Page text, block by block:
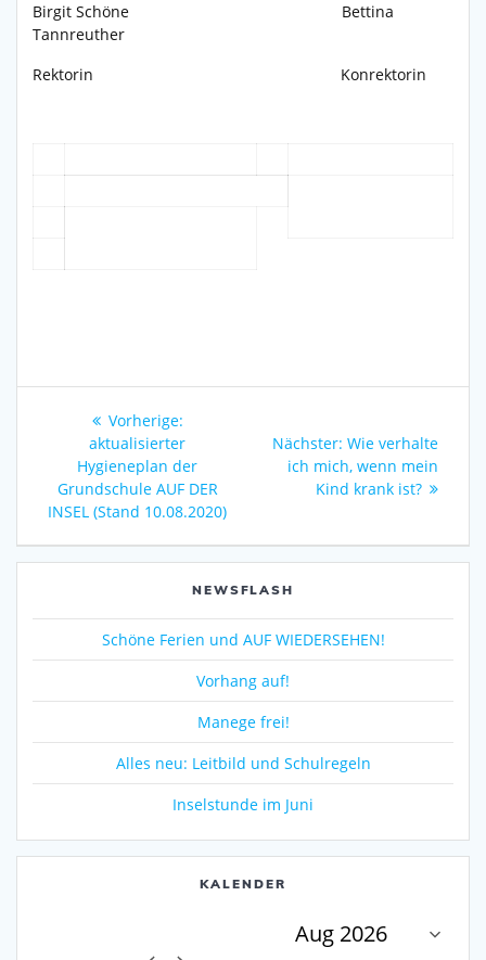
Birgit Schöne Bettina
Tannreuther
Rektorin Konrektorin
Beitragsnavigation
Vorherige:Vorheriger
Beitrag:
aktualisierter
Hygieneplan der
Grundschule AUF DER
INSEL (Stand 10.08.2020)
Nächster: Nächster
Beitrag:
Wie verhalte
ich mich, wenn mein
Kind krank ist?
NEWSFLASH
Schöne Ferien und AUF WIEDERSEHEN!
Vorhang auf!
Manege frei!
Alles neu: Leitbild und Schulregeln
Inselstunde im Juni
KALENDER